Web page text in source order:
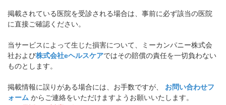
掲載されている医院を受診される場合は、事前に必ず該当の医院
に直接ご確認ください。
当サービスによって生じた損害について、ミーカンパニー株式会
社および株式会社eヘルスケアではその賠償の責任を一切負わない
ものとします。
掲載情報に誤りがある場合には、お手数ですが、 お問い合わせフ
ォーム からご連絡をいただけますようお願いいたします。